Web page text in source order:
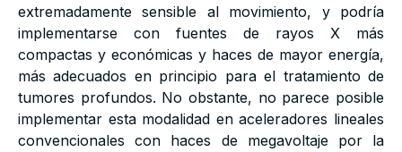
extremadamente sensible al movimiento, y podría
implementarse con fuentes de rayos X más
compactas y económicas y haces de mayor energía,
más adecuados en principio para el tratamiento de
tumores profundos. No obstante, no parece posible
implementar esta modalidad en aceleradores lineales
convencionales con haces de megavoltaje por la